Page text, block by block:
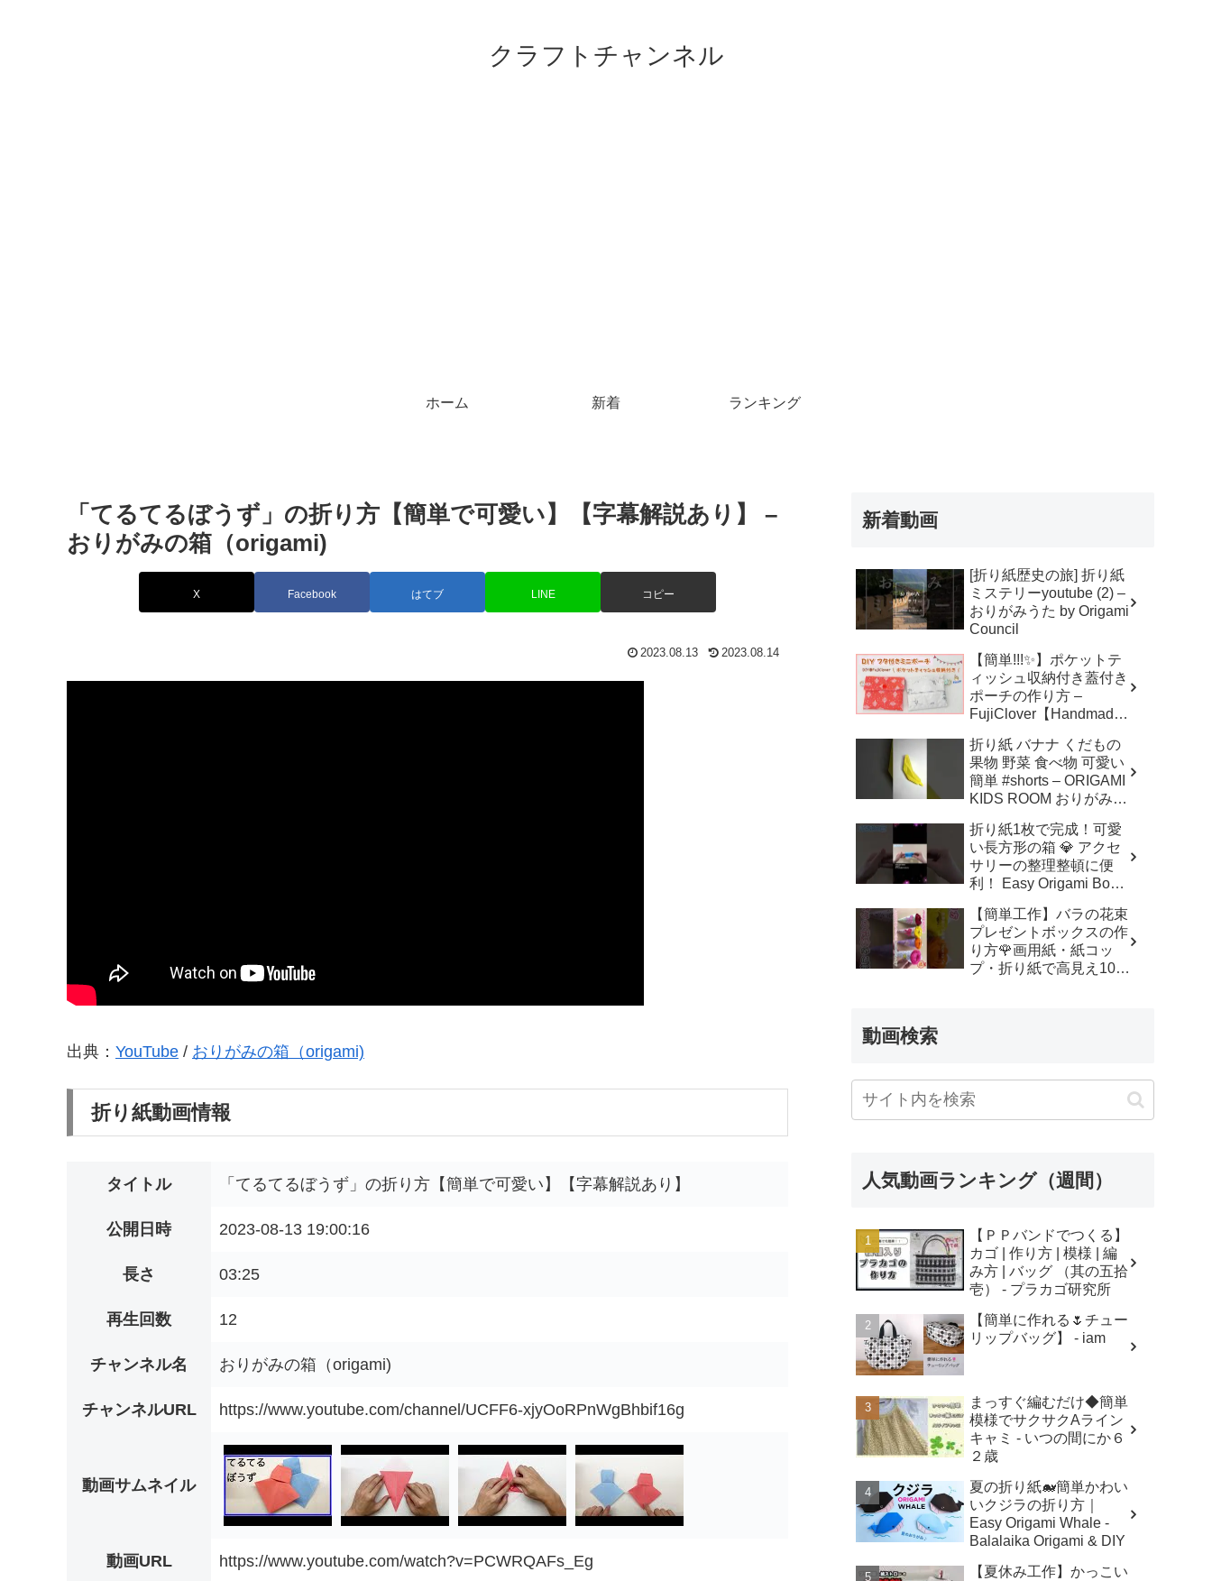
クラフトチャンネル
ホーム 新着 ランキング
「てるてるぼうず」の折り方【簡単で可愛い】【字幕解説あり】 –
おりがみの箱（origami)
X Facebook はてブ LINE コピー
2023.08.13 2023.08.14
出典： YouTube / おりがみの箱（origami)
折り紙動画情報
タイトル 「てるてるぼうず」の折り方【簡単で可愛い】【字幕解説あり】
公開日時 2023-08-13 19:00:16
長さ 03:25
再生回数 12
チャンネル名 おりがみの箱（origami)
チャンネルURL https://www.youtube.com/channel/UCFF6-xjyOoRPnWgBhbif16g
動画サムネイル
動画URL https://www.youtube.com/watch?v=PCWRQAFs_Eg
新着動画
[折り紙歴史の旅] 折り紙
ミステリーyoutube (2) –
おりがみうた by Origami
Council
【簡単!!!✨】ポケットテ
ィッシュ収納付き蓋付き
ポーチの作り方 –
FujiClover【Handmade
折り紙 バナナ くだもの
果物 野菜 食べ物 可愛い
簡単 #shorts – ORIGAMI
KIDS ROOM おりがみキ
折り紙1枚で完成！可愛
い長方形の箱 💎 アクセ
サリーの整理整頓に便
利！ Easy Origami Box |
子 クリスマス 箱 は
こ – Origami hana’s
channel
【簡単工作】バラの花束
プレゼントボックスの作
り方🌹画用紙・紙コッ
プ・折り紙で高見え100
動画検索
人気動画ランキング（週間）
【ＰＰバンドでつくる】
カゴ | 作り方 | 模様 | 編
み方 | バッグ （其の五拾
壱） - プラカゴ研究所
【簡単に作れる🌷チュー
リップバッグ】 - iam
まっすぐ編むだけ◆簡単
模様でサクサクAライン
キャミ - いつの間にか６
２歳
夏の折り紙🐋簡単かわい
いクジラの折り方｜
Easy Origami Whale -
Balalaika Origami & DIY
【夏休み工作】かっこい